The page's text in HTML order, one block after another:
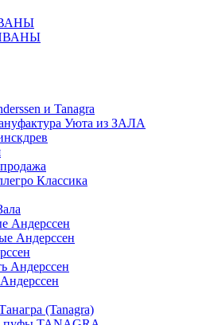
и Tanagra
Уюта из ЗАЛА
Классика
Андерссен
Андерссен
Андерссен
(Tanagra)